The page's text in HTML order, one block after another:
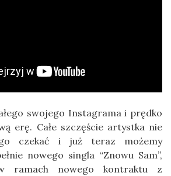
swojego Instagrama i prędko
erę. Całe szczęście artystka nie
czekać i już teraz możemy
nowego singla “Znowu Sam”,
ramach nowego kontraktu z